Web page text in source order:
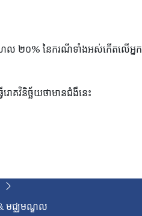
ែល ២០% នៃករណីទាំងអស់កើតលើអ្នក
រោគវិនិច្ឆ័យថាមានជំងឺនេះ
& មជ្ឈមណ្ឌល